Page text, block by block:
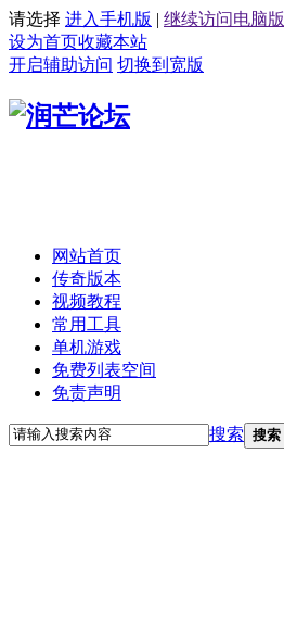
请选择 进入手机版 | 继续访问电脑版
设为首页收藏本站
开启辅助访问 切换到宽版
网站首页
传奇版本
视频教程
常用工具
单机游戏
免费列表空间
免责声明
搜索 搜索